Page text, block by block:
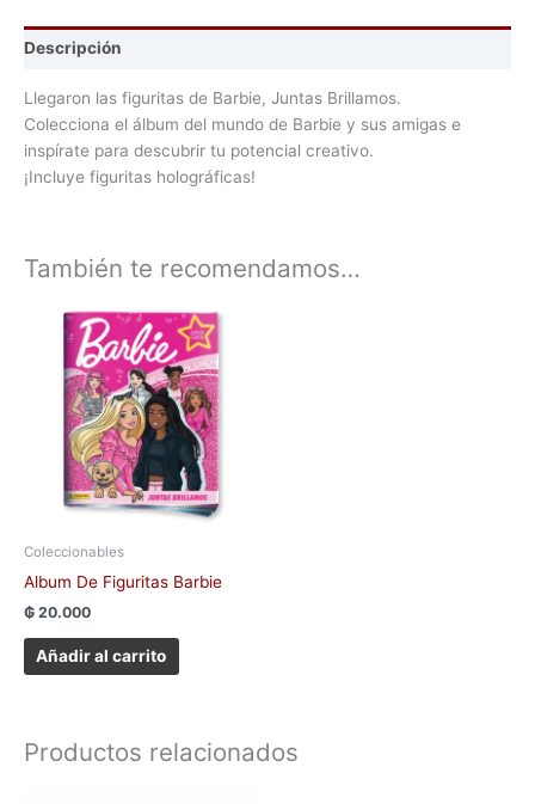
Descripción
Llegaron las figuritas de Barbie, Juntas Brillamos.
Colecciona el álbum del mundo de Barbie y sus amigas e
inspírate para descubrir tu potencial creativo.
¡Incluye figuritas holográficas!
También te recomendamos…
Coleccionables
Album De Figuritas Barbie
₲ 20.000
Añadir al carrito
Productos relacionados